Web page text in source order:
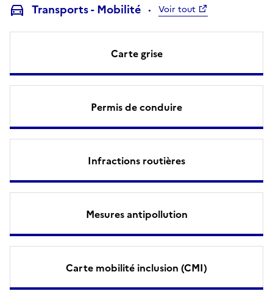
Transports - Mobilité Voir tout
Carte grise
Permis de conduire
Infractions routières
Mesures antipollution
Carte mobilité inclusion (CMI)